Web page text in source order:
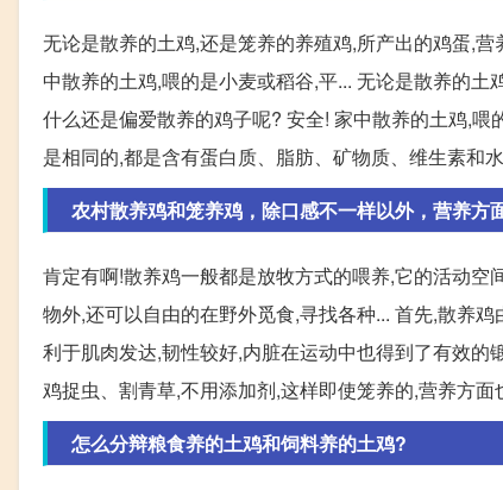
无论是散养的土鸡,还是笼养的养殖鸡,所产出的鸡蛋,
中散养的土鸡,喂的是小麦或稻谷,平... 无论是散养的
什么还是偏爱散养的鸡子呢? 安全! 家中散养的土鸡,
是相同的,都是含有蛋白质、脂肪、矿物质、维生素和
农村散养鸡和笼养鸡，除口感不一样以外，营养方
肯定有啊!散养鸡一般都是放牧方式的喂养,它的活动
物外,还可以自由的在野外觅食,寻找各种... 首先,散养
利于肌肉发达,韧性较好,内脏在运动中也得到了有效
鸡捉虫、割青草,不用添加剂,这样即使笼养的,营养方
怎么分辩粮食养的土鸡和饲料养的土鸡?